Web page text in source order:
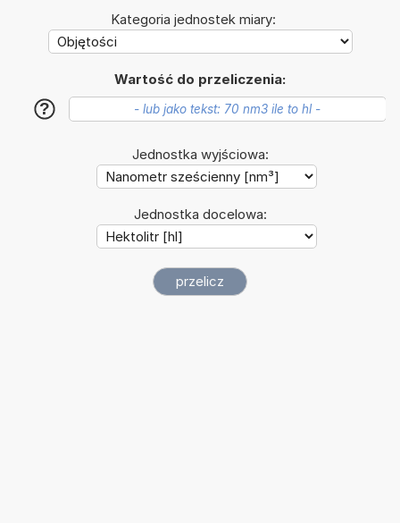
Kategoria jednostek miary:
Wartość do przeliczenia:
?
Jednostka wyjściowa:
Jednostka docelowa: